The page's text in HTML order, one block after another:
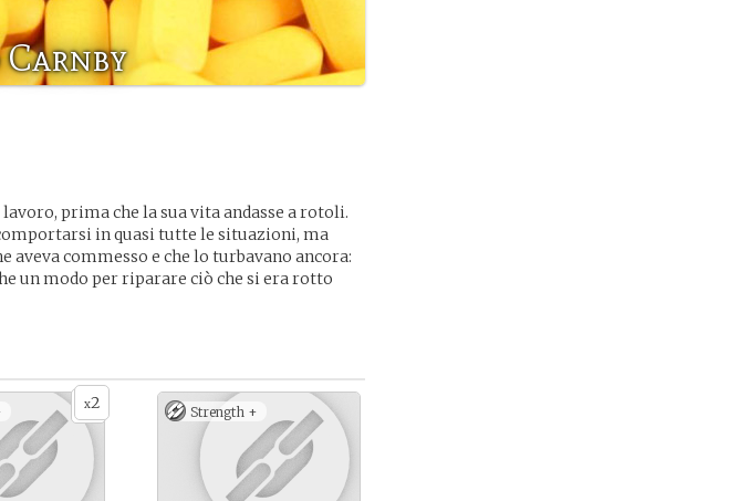
prima che la sua vita andasse a rotoli.
in quasi tutte le situazioni, ma
commesso e che lo turbavano ancora:
un modo per riparare ciò che si era rotto
x2 Strength +